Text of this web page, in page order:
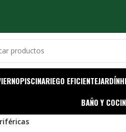
PISCINARIEGO EFICIENTEJARDÍN
BAÑO Y